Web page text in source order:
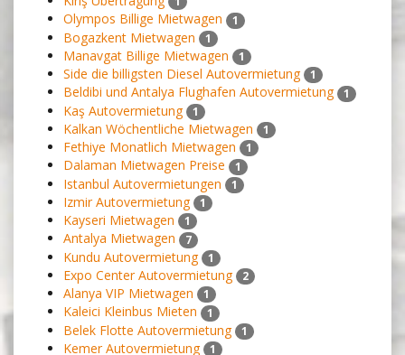
Olympos Billige Mietwagen 1
Bogazkent Mietwagen 1
Manavgat Billige Mietwagen 1
Side die billigsten Diesel Autovermietung 1
Beldibi und Antalya Flughafen Autovermietung 1
Kaş Autovermietung 1
Kalkan Wöchentliche Mietwagen 1
Fethiye Monatlich Mietwagen 1
Dalaman Mietwagen Preise 1
Istanbul Autovermietungen 1
Izmir Autovermietung 1
Kayseri Mietwagen 1
Antalya Mietwagen 7
Kundu Autovermietung 1
Expo Center Autovermietung 2
Alanya VIP Mietwagen 1
Kaleici Kleinbus Mieten 1
Belek Flotte Autovermietung 1
Kemer Autovermietung 1